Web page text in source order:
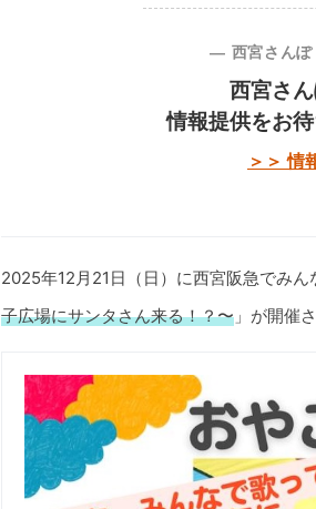
― 西宮さんぽ
西宮さ
情報提供をお
＞＞ 情
2025年12月21日（日）に西宮阪急でみん
子広場にサンタさん来る！？〜 」が開催